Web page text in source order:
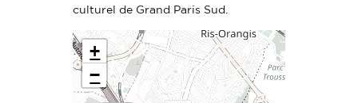
culturel de Grand Paris Sud.
+
−